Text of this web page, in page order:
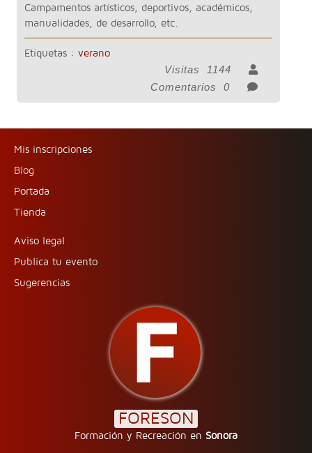
Campamentos artísticos, deportivos, académicos,
manualidades, de desarrollo, etc.
Etiquetas : verano
Visitas
1144
Comentarios
0
Mis inscripciones
Blog
Portada
Tienda
Aviso legal
Publica tu evento
Sugerencias
FORESON
Formación y Recreación en Sonora